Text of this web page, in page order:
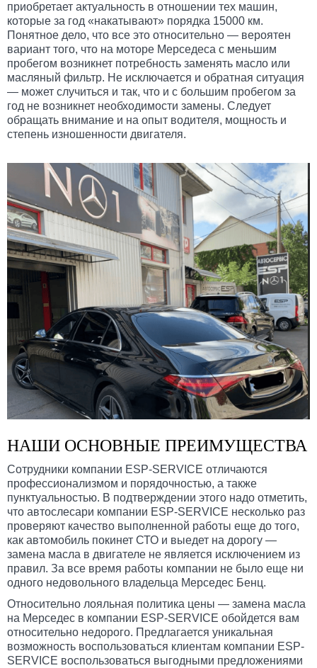
приобретает актуальность в отношении тех машин,
которые за год «накатывают» порядка 15000 км.
Понятное дело, что все это относительно — вероятен
вариант того, что на моторе Мерседеса с меньшим
пробегом возникнет потребность заменять масло или
масляный фильтр. Не исключается и обратная ситуация
— может случиться и так, что и с большим пробегом за
год не возникнет необходимости замены. Следует
обращать внимание и на опыт водителя, мощность и
степень изношенности двигателя.
НАШИ ОСНОВНЫЕ ПРЕИМУЩЕСТВА
Сотрудники компании ESP-SERVICE отличаются
профессионализмом и порядочностью, а также
пунктуальностью. В подтверждении этого надо отметить,
что автослесари компании ESP-SERVICE несколько раз
проверяют качество выполненной работы еще до того,
как автомобиль покинет СТО и выедет на дорогу —
замена масла в двигателе не является исключением из
правил. За все время работы компании не было еще ни
одного недовольного владельца Мерседес Бенц.
Относительно лояльная политика цены — замена масла
на Мерседес в компании ESP-SERVICE обойдется вам
относительно недорого. Предлагается уникальная
возможность воспользоваться клиентам компании ESP-
SERVICE воспользоваться выгодными предложениями